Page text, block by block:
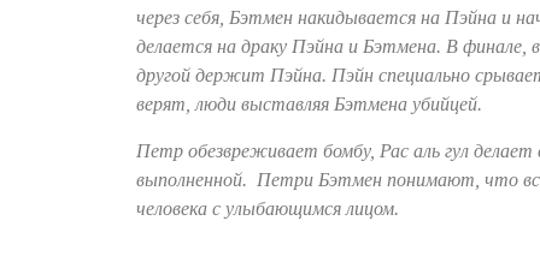
через себя, Бэтмен накидывается на Пэйна и
делается на драку Пэйна и Бэтмена. В
другой держит Пэйна. Пэйн специально
верят, люди выставляя Бэтмена убийцей.
Петр обезвреживает бомбу, Рас аль гул делает
выполненной. Петри Бэтмен понимают, что
человека с улыбающимся лицом.